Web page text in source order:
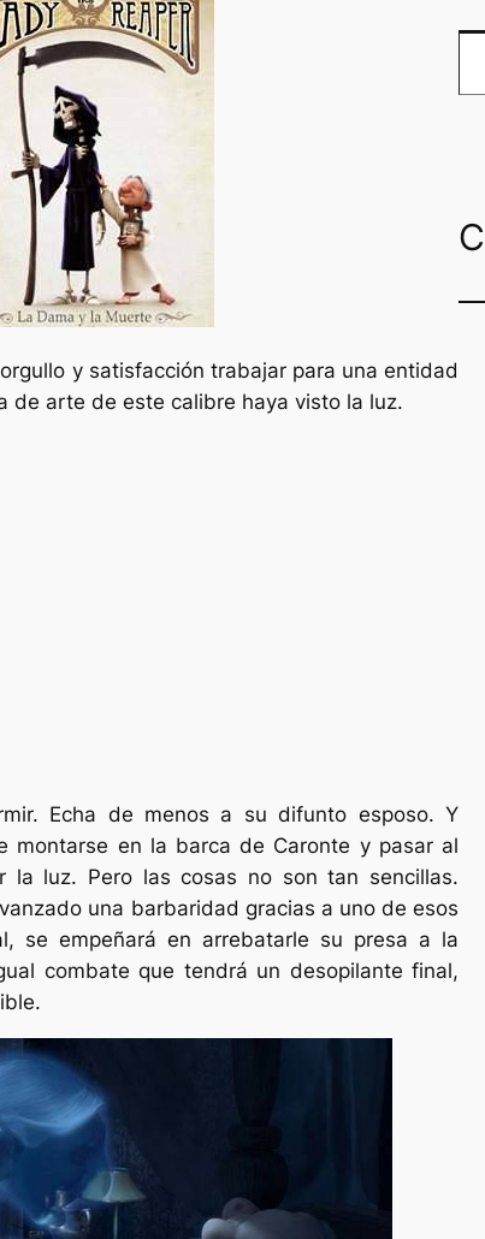
y satisfacción trabajar para una entidad
de arte de este calibre haya visto la luz.
Echa de menos a su difunto esposo. Y
montarse en la barca de Caronte y pasar al
la luz. Pero las cosas no son tan sencillas.
una barbaridad gracias a uno de esos
se empeñará en arrebatarle su presa a la
combate que tendrá un desopilante final,
Escribe tu correo electrónico…